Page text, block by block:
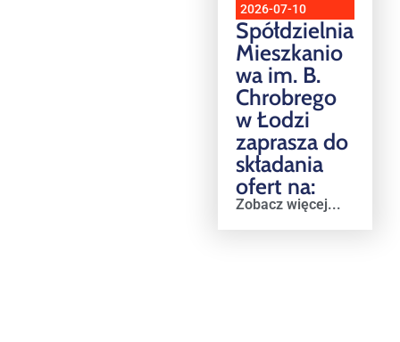
2026-07-10
Spółdzielnia
Mieszkanio
wa im. B.
Chrobrego
w Łodzi
zaprasza do
składania
ofert na:
Zobacz więcej...